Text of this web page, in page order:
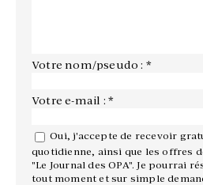
Votre nom/pseudo : *
Votre e-mail : *
Oui, j'accepte de recevoir
quotidienne, ainsi que les offres
"Le Journal des OPA". Je pourrai
tout moment et sur simple